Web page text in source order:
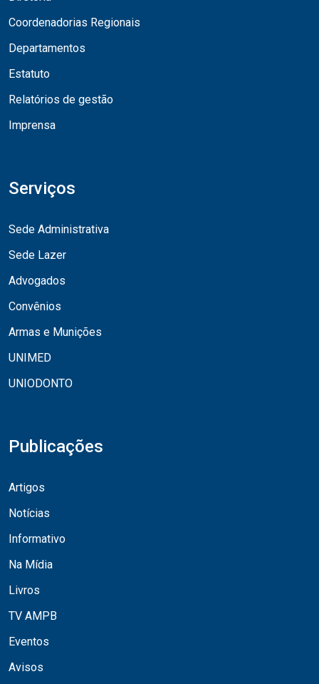
Coordenadorias Regionais
Departamentos
Estatuto
Relatórios de gestão
Imprensa
Serviços
Sede Administrativa
Sede Lazer
Advogados
Convênios
Armas e Munições
UNIMED
UNIODONTO
Publicações
Artigos
Notícias
Informativo
Na Mídia
Livros
TV AMPB
Eventos
Avisos